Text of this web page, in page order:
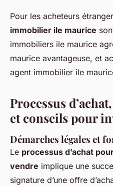
Pour les acheteurs
immobilier ile maurice
immobiliers ile maurice
maurice avantageuse, et
agent immobilier ile
Processus
et conseils pour
Démarches légales et
Le processus d’achat
vendre implique une
signature d’une offre